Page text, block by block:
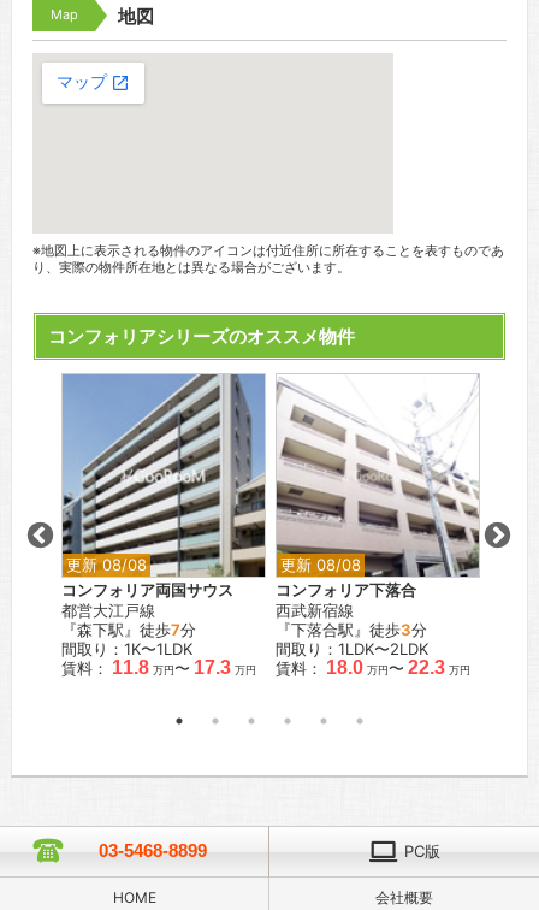
Map 地図
※地図上に表示される物件のアイコンは付近住所に所在することを表すものであ
り、実際の物件所在地とは異なる場合がございます。
コンフォリアシリーズのオススメ物件
更新 08/08
コンフォリア両国サウス
都営大江戸線
『森下駅』徒歩7分
間取り：1K〜1LDK
賃料： 11.8 万円〜 17.3 万円
更新 08/08
コンフォリア下落合
西武新宿線
『下落合駅』徒歩3分
間取り：1LDK〜2LDK
賃料： 18.0 万円〜 22.3 万円
03-5468-8899 PC版
HOME 会社概要